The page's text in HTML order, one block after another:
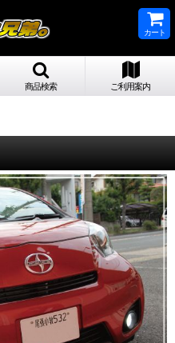
カート
商品検索 ご利用案内